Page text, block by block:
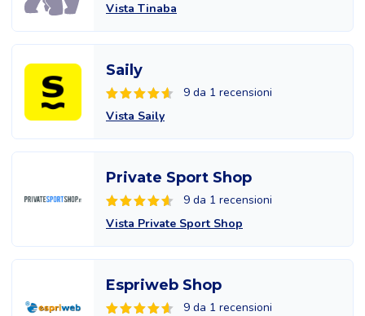
Vista Tinaba
Saily
9 da 1 recensioni
Vista Saily
Private Sport Shop
9 da 1 recensioni
Vista Private Sport Shop
Espriweb Shop
9 da 1 recensioni